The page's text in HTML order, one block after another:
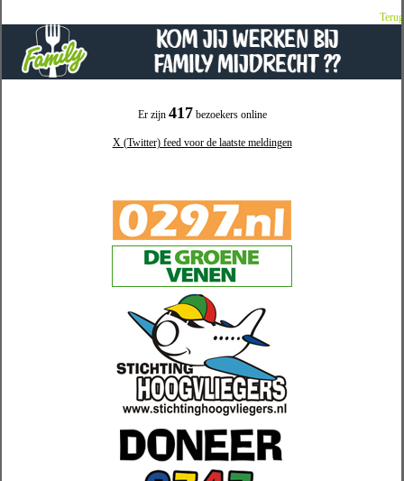
Er zijn 417 bezoekers online
X (Twitter) feed voor de laatste meldingen
Terug